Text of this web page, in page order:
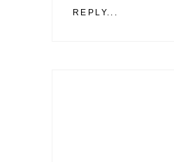
REPLY...